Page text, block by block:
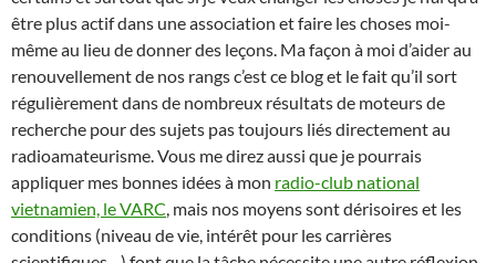
être plus actif dans une association et faire les choses moi-
même au lieu de donner des leçons. Ma façon à moi d’aider au
renouvellement de nos rangs c’est ce blog et le fait qu’il sort
régulièrement dans de nombreux résultats de moteurs de
recherche pour des sujets pas toujours liés directement au
radioamateurisme. Vous me direz aussi que je pourrais
appliquer mes bonnes idées à mon radio-club national
vietnamien, le VARC , mais nos moyens sont dérisoires et les
conditions (niveau de vie, intérêt pour les carrières